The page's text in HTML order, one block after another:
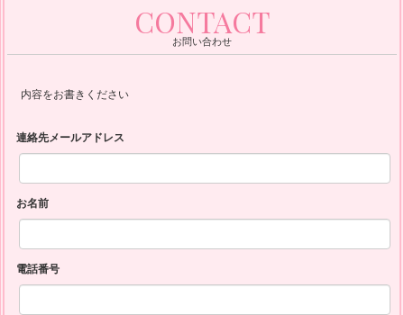
d
へ
の
ご
予
CONTACT
お問い合わせ
内容をお書きください
連絡先メールアドレス
お名前
電話番号